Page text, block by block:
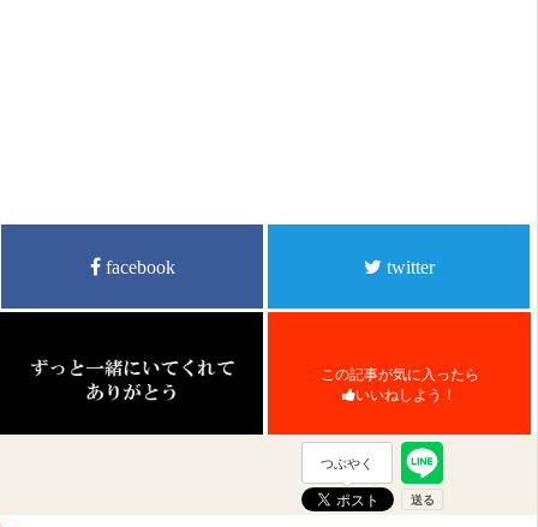
facebook twitter
この記事が気に入ったら
いいねしよう！
つぶやく